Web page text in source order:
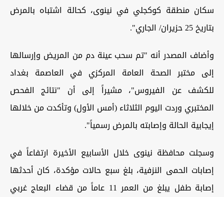
سكان منطقة كوكجلي في نينوى، كحالة اشتباه بالمرض
بتاريخ 25 حزيران/ الجاري".
وأضاف المصدر أنه "تم سحب عينة دم من المريض وإرسالها
إلى مختبر الصحة العامة المركزي في العاصمة بغداد
للكشف عن الفيروس"، مشيراً إلى أن "نتائج الفحص
المختبري وردت اليوم الثلاثاء (أمس الأول) وتأكدت من خلالها
إيجابية الحالة وإصابته بالمرض رسمياً".
وسجلت محافظة نينوى خلال الأسابيع الأخيرة ارتفاعاً في
إصابات الحمى النزفية، بلغ سبع حالات مؤكدة، كان أحدثها
إصابة طفل يبلغ من العمر 11 عاماً من قضاء البعاج غربي